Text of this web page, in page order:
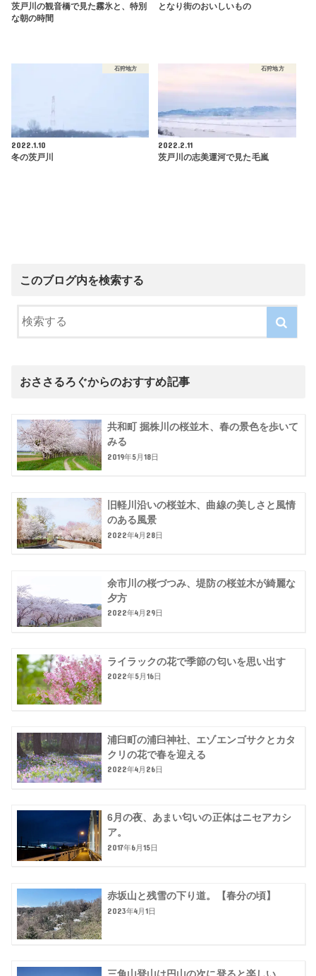
茨戸川の観音橋で見た霧氷と、特別
な朝の時間
となり街のおいしいもの
石狩地方
2022.1.10
冬の茨戸川
石狩地方
2022.2.11
茨戸川の志美運河で見た毛嵐
このブログ内を検索する
おささるろぐからのおすすめ記事
共和町 掘株川の桜並木、春の景色を歩いて
みる
2019年5月18日
旧軽川沿いの桜並木、曲線の美しさと風情
のある風景
2022年4月28日
余市川の桜づつみ、堤防の桜並木が綺麗な
夕方
2022年4月29日
ライラックの花で季節の匂いを思い出す
2022年5月16日
浦臼町の浦臼神社、エゾエンゴサクとカタ
クリの花で春を迎える
2022年4月26日
6月の夜、あまい匂いの正体はニセアカシ
ア。
2017年6月15日
赤坂山と残雪の下り道。【春分の頃】
2023年4月1日